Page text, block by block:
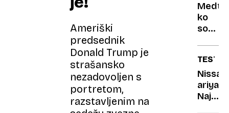
Ameriški
predsednik
Donald Trump je
strašansko
nezadovoljen s
portretom,
razstavljenim na
tičijo
stečaj
ko
so
iskali,
je v
Peruju
pekel
TEST
Nissan
ariya:
Najprej